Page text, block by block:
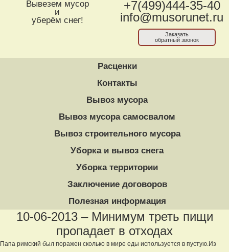
Вывезем мусор
и
уберём снег!
+7(499)444-35-40
info@musorunet.ru
Заказать
обратный звонок
Расценки
Контакты
Вывоз мусора
Вывоз мусора самосвалом
Вывоз строительного мусора
Уборка и вывоз снега
Уборка территории
Заключение договоров
Полезная информация
10-06-2013 – Минимум треть пищи
пропадает в отходах
Папа римский был поражен сколько в мире еды используется в пустую.Из